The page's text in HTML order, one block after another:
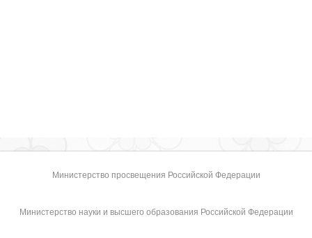
Министерство просвещения Российской Федерации
Министерство науки и высшего образования Российской Федерации